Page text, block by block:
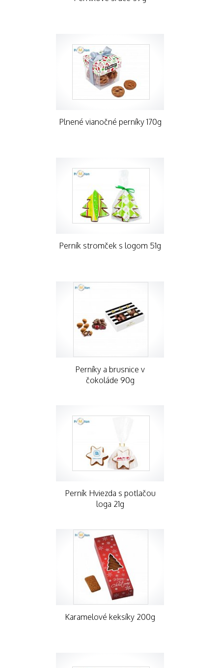
Plnené vianočné perníky 170g
Perník stromček s logom 51g
Perníky a brusnice v
čokoláde 90g
Perník Hviezda s potlačou
loga 21g
Karamelové keksíky 200g